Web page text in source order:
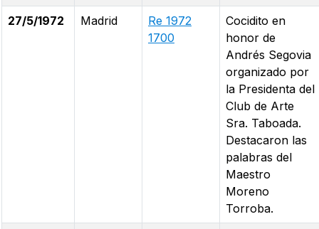
27/5/1972 Madrid
Re 1972
1700
Cocidito en
honor de
Andrés Segovia
organizado por
la Presidenta del
Club de Arte
Sra. Taboada.
Destacaron las
palabras del
Maestro
Moreno
Torroba.